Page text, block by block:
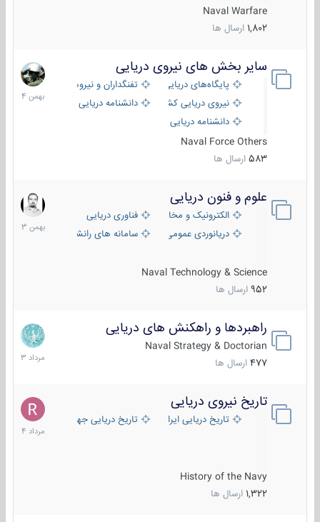
Naval Warfare
1,802 ارسال ها
سایر بخش های نیروی دریایی
پایگاه‌های دریایی
تفنگداران و نیروهای ویژه‌ی دریایی
نیروی دریایی کشورهای مختلفدانشنامه دریایی
دانشنامه دریایی کپی
Naval Force Others
583 ارسال ها
22
بهمن
علوم و فنون دریایی
الکترونیک و مخابرات دریاییفناوری دریایی
دریانوردی عمومی
سامانه های رانشی دریایی
Naval Technology & Science
952 ارسال ها
6
بهمن
راهبردها و راهکنش های دریایی
Naval Strategy & Doctorian
477 ارسال ها
2
مرداد
1403
تاریخ نیروی دریایی
تاریخ دریایی ایران تاریخ دریایی جهان
History of the Navy
1,322 ارسال ها
16
مرداد